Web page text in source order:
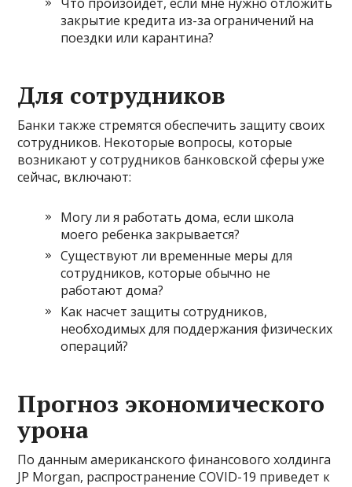
закрытие кредита из-за ограничений на
поездки или карантина?
Для сотрудников
Банки также стремятся обеспечить защиту своих
сотрудников. Некоторые вопросы, которые
возникают у сотрудников банковской сферы уже
сейчас, включают:
Могу ли я работать дома, если школа
моего ребенка закрывается?
Существуют ли временные меры для
сотрудников, которые обычно не
работают дома?
Как насчет защиты сотрудников,
необходимых для поддержания физических
операций?
Прогноз экономического
урона
По данным американского финансового холдинга
JP Morgan, распространение COVID-19 приведет к